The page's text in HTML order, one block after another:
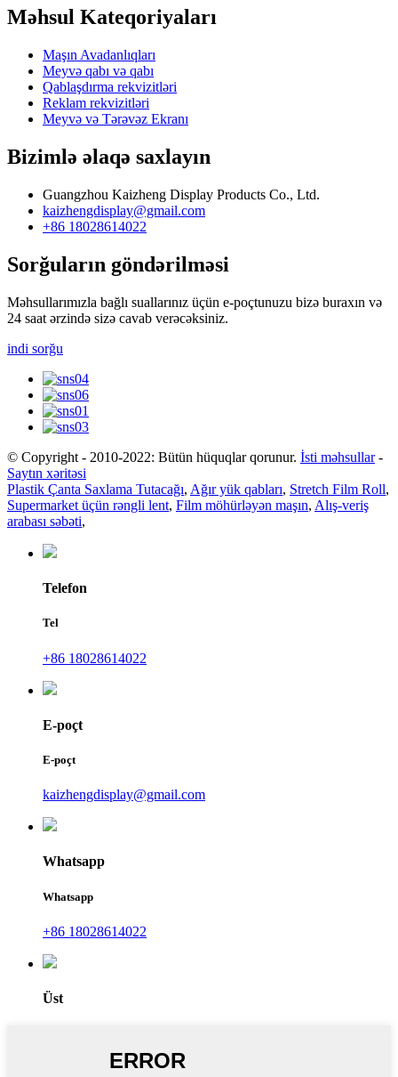
Məhsul Kateqoriyaları
Maşın Avadanlıqları
Meyvə qabı və qabı
Qablaşdırma rekvizitləri
Reklam rekvizitləri
Meyvə və Tərəvəz Ekranı
Bizimlə əlaqə saxlayın
Guangzhou Kaizheng Display Products Co., Ltd.
kaizhengdisplay@gmail.com
+86 18028614022
Sorğuların göndərilməsi
Məhsullarımızla bağlı suallarınız üçün e-poçtunuzu bizə buraxın və
24 saat ərzində sizə cavab verəcəksiniz.
indi sorğu
© Copyright - 2010-2022: Bütün hüquqlar qorunur. İsti məhsullar-
Saytın xəritəsi
Plastik Çanta Saxlama Tutacağı, Ağır yük qabları, Stretch Film Roll,
Supermarket üçün rəngli lent, Film möhürləyən maşın, Alış-veriş
arabası səbəti,
Telefon
Tel
+86 18028614022
E-poçt
E-poçt
kaizhengdisplay@gmail.com
Whatsapp
Whatsapp
+86 18028614022
Üst